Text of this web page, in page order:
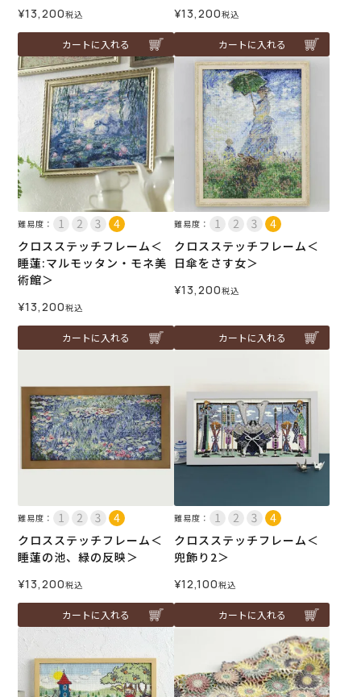
¥13,200税込
カートに入れる
¥13,200税込
カートに入れる
難易度：
クロスステッチフレーム＜
睡蓮:マルモッタン・モネ美
術館＞
¥13,200税込
カートに入れる
難易度：
クロスステッチフレーム＜
日傘をさす女＞
¥13,200税込
カートに入れる
難易度：
クロスステッチフレーム＜
睡蓮の池、緑の反映＞
¥13,200税込
カートに入れる
難易度：
クロスステッチフレーム＜
兜飾り2＞
¥12,100税込
カートに入れる